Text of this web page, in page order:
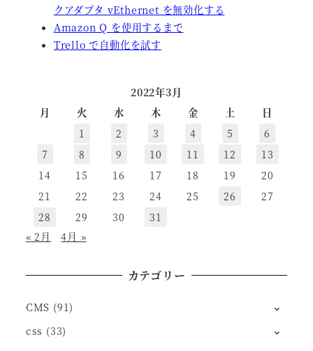
クアダプタ vEthernet を無効化する
Amazon Q を使用するまで
Trello で自動化を試す
2022年3月
月
火 水 木 金 土
日
1
2 3 4 5
6
7
8 9 10 11 12
13
14
15 16 17 18 19
20
21
22 23 24 25 26
27
28
29 30
31
« 2月
4月 »
カテゴリー
CMS (91)
css (33)